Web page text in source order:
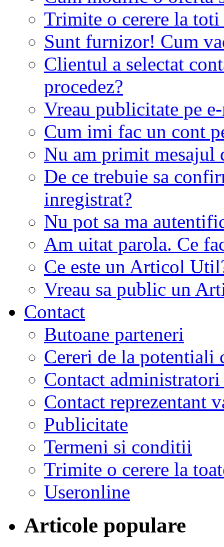
Trimite o cerere la
Sunt furnizor! Cum
Clientul a selectat
procedez?
Vreau publicitate pe
Cum imi fac un cont
Nu am primit mesajul
De ce trebuie sa
inregistrat?
Nu pot sa ma
Am uitat parola. Ce
Ce este un Articol
Vreau sa public un
Contact
Butoane parteneri
Cereri de la potentiali
Contact
Contact reprezentant
Publicitate
Termeni si conditii
Trimite o cerere la
Useronline
Articole populare